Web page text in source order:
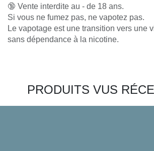
🔞 Vente interdite au - de 18 ans.
Si vous ne fumez pas, ne vapotez pas.
Le vapotage est une transition vers une
sans dépendance à la nicotine.
PRODUITS VUS